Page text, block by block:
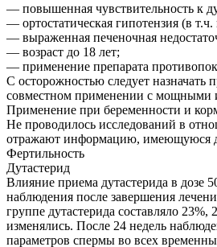
— повышенная чувствительность к
— ортостатическая гипотензия (в т.ч.
— выраженная печеночная
— возраст до 18 лет;
— применение препарата
С осторожностью следует
совместном применении с мощными
Применение при беременности и
Не проводилось исследований в
отражают информацию, имеющуюся
Фертильность
Дутастерид
Влияние приема дутастерида в дозе
наблюдения после завершения
группе дутастерида составляло
изменялись. После 24 недель
параметров спермы во всех